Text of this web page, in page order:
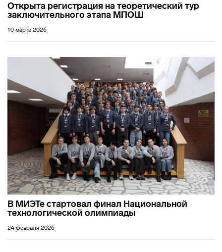
Открыта регистрация на теоретический тур
заключительного этапа МПОШ
10 марта 2026
В МИЭТе стартовал финал Национальной
технологической олимпиады
24 февраля 2026